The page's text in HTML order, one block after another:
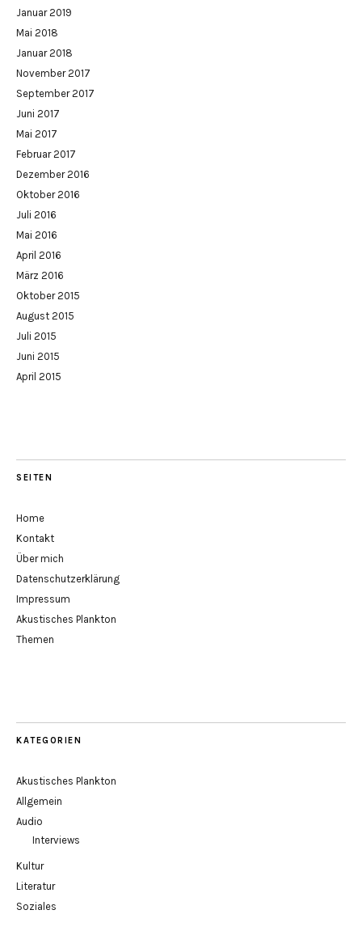
Januar 2019
Mai 2018
Januar 2018
November 2017
September 2017
Juni 2017
Mai 2017
Februar 2017
Dezember 2016
Oktober 2016
Juli 2016
Mai 2016
April 2016
März 2016
Oktober 2015
August 2015
Juli 2015
Juni 2015
April 2015
SEITEN
Home
Kontakt
Über mich
Datenschutzerklärung
Impressum
Akustisches Plankton
Themen
KATEGORIEN
Akustisches Plankton
Allgemein
Audio
Interviews
Kultur
Literatur
Soziales